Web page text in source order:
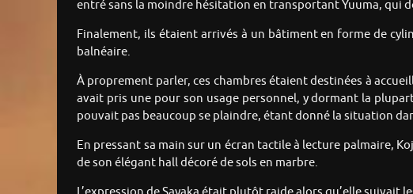
entré sans la moindre hésitation en transportant Yuuma, qui
Finalement, ils étaient arrivés à un bâtiment en forme de
balnéaire.
À proprement parler, ces chambres étaient destinées à
avait pris une pour son usage personnel, y dormant la
pouvait pas beaucoup se plaindre, étant donné la situation
En pressant sa main sur un écran tactile à lecture palmaire,
de son élégant hall décoré de sols en marbre.